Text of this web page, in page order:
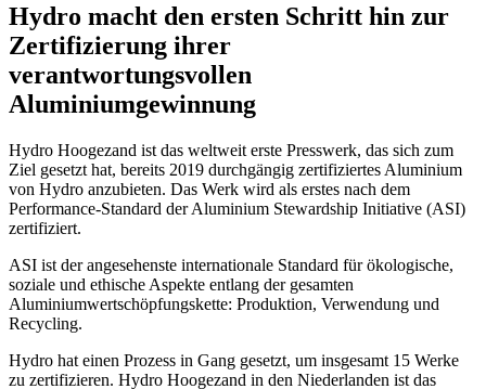
Hydro macht den ersten Schritt hin zur
Zertifizierung ihrer
verantwortungsvollen
Aluminiumgewinnung
Hydro Hoogezand ist das weltweit erste Presswerk, das sich zum
Ziel gesetzt hat, bereits 2019 durchgängig zertifiziertes Aluminium
von Hydro anzubieten. Das Werk wird als erstes nach dem
Performance-Standard der Aluminium Stewardship Initiative (ASI)
zertifiziert.
ASI ist der angesehenste internationale Standard für ökologische,
soziale und ethische Aspekte entlang der gesamten
Aluminiumwertschöpfungskette: Produktion, Verwendung und
Recycling.
Hydro hat einen Prozess in Gang gesetzt, um insgesamt 15 Werke
zu zertifizieren. Hydro Hoogezand in den Niederlanden ist das